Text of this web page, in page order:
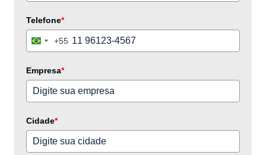
Telefone*
Brazil+55
Empresa*
Cidade*